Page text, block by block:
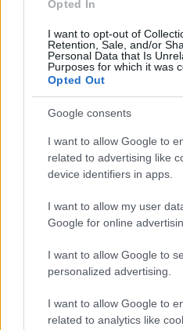
Opted In
I want to opt-out of
Retention, Sale, and/or
Personal Data that Is
Purposes for which it was
Opted Out
Google consents
I want to allow Google to
related to advertising like
device identifiers in apps.
I want to allow my user
Google for online
I want to allow Google to
personalized advertising.
I want to allow Google to
related to analytics like